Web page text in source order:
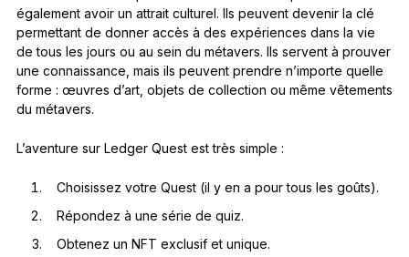
également avoir un attrait culturel. Ils peuvent devenir la clé
permettant de donner accès à des expériences dans la vie
de tous les jours ou au sein du métavers. Ils servent à prouver
une connaissance, mais ils peuvent prendre n’importe quelle
forme : œuvres d’art, objets de collection ou même vêtements
du métavers.
L’aventure sur Ledger Quest est très simple :
Choisissez votre Quest (il y en a pour tous les goûts).
Répondez à une série de quiz.
Obtenez un NFT exclusif et unique.